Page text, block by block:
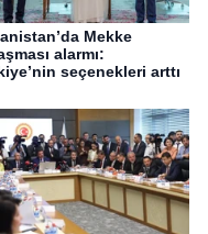
Mekke
alarmı:
seçenekleri arttı